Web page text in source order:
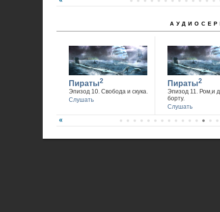
Пираты2
Эпизод 10. Свобода и скука.
Слушать
Пираты2
Эпизод 11. Ром,и
борту.
Слушать